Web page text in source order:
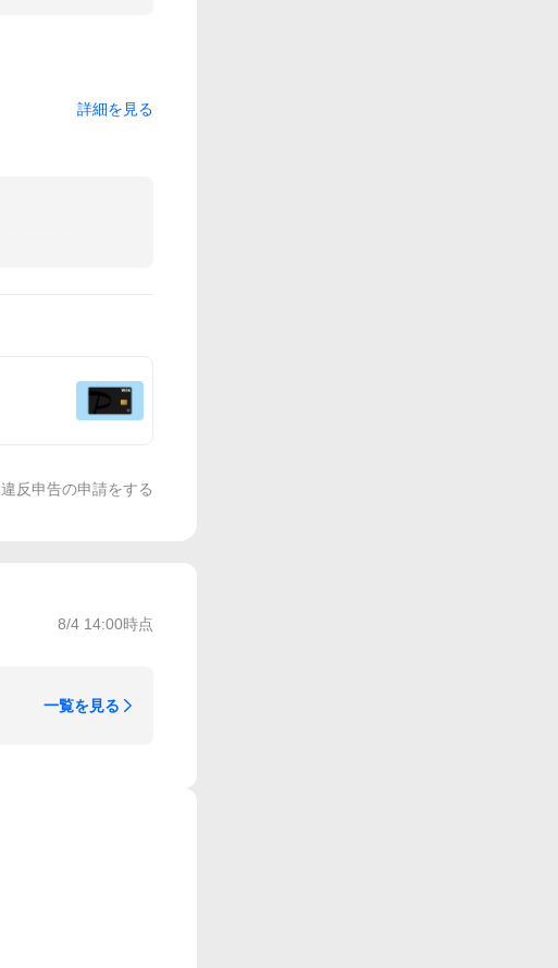
詳細を見る
違反申告の申請をする
8/4 14:00時点
一覧を見る